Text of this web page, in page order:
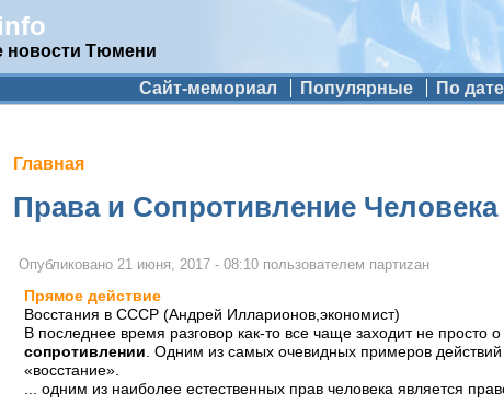
Тюмени
Сайт-мемориал Популярные По дате
Вы здесь
Главная
Права и Сопротивление Человека
Опубликовано 21 июня, 2017 - 08:10 пользователем партиzан
Прямое действие
Восстания в СССР (Андрей Илларионов,экономист)
В последнее время разговор как-то все чаще заходит не просто
сопротивлении . Одним из самых очевидных примеров
«восстание».
... одним из наиболее естественных прав человека является